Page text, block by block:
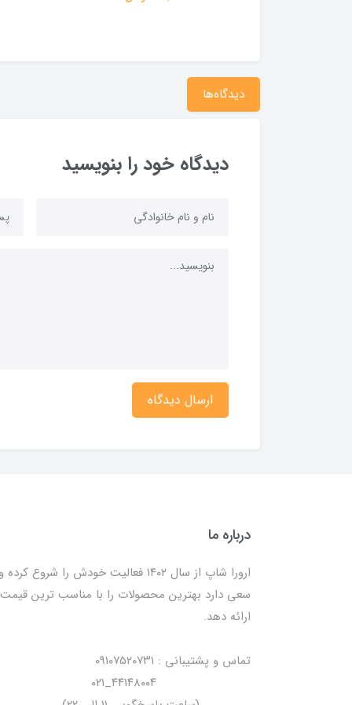
دیدگاه‌ها
دیدگاه خود را بنویسید
ارسال دیدگاه
درباره ما
ارورا شاپ از سال ۱۴۰۲ فعالیت خودش را شروع کرده و
سعی دارد بهترین محصولات را با مناسب ترین قیمت
ارائه دهد.
تماس و پشتیبانی : ۰۹۱۰۷۵۲۰۷۳۱